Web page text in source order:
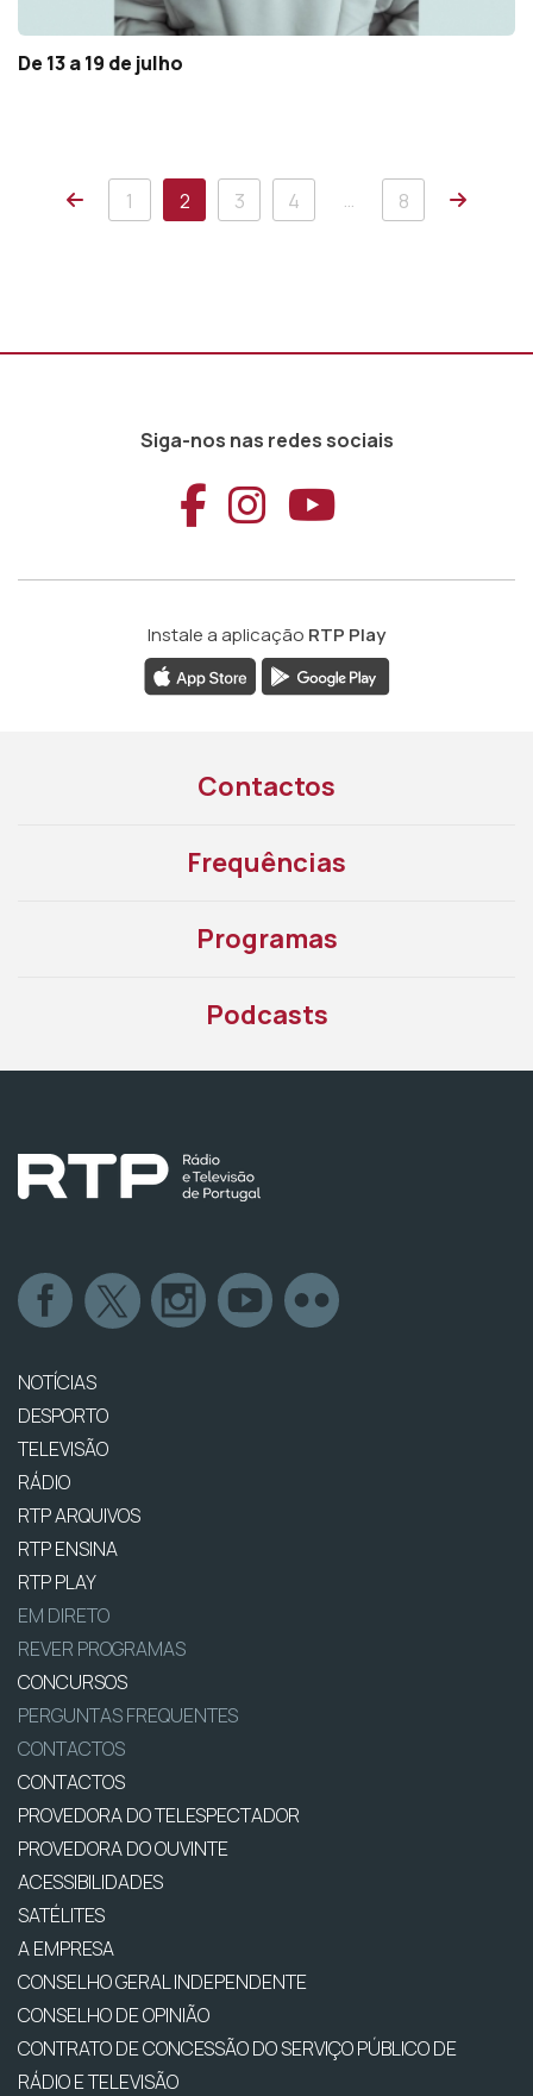
De 13 a 19 de julho
Anterior
1 2 3 4 … 8
Siga-nos nas redes sociais
Aceder ao
Aceder ao
Aceder
Instale a aplicação RTP Play
Contactos
Frequências
Programas
Podcasts
NOTÍCIAS
DESPORTO
TELEVISÃO
RÁDIO
RTP ARQUIVOS
RTP ENSINA
RTP PLAY
EM DIRETO
REVER PROGRAMAS
CONCURSOS
PERGUNTAS FREQUENTES
CONTACTOS
CONTACTOS
PROVEDORA DO TELESPECTADOR
PROVEDORA DO OUVINTE
ACESSIBILIDADES
SATÉLITES
A EMPRESA
CONSELHO GERAL INDEPENDENTE
CONSELHO DE OPINIÃO
CONTRATO DE CONCESSÃO DO SERVIÇO PÚBLICO DE
RÁDIO E TELEVISÃO